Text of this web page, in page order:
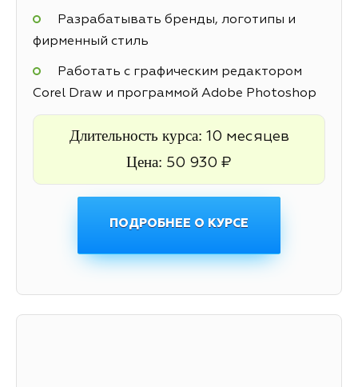
Разрабатывать бренды, логотипы и
фирменный стиль
Работать с графическим редактором
Corel Draw и программой Adobe Photoshop
Длительность курса: 10 месяцев
Цена: 50 930 ₽
ПОДРОБНЕЕ О КУРСЕ